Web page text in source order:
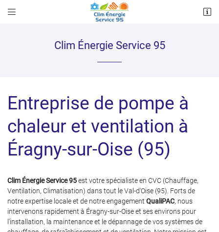
 
07 86 88 01 29
 Adresse email de réception
 Recopier le code ci-contre
Rafraîchir le captcha
Clim Énergie Service 95
Entreprise de pompe à
chaleur et ventilation à
Éragny‑sur‑Oise (95)
Clim Énergie Service 95est votre spécialiste en CVC (Chauffage,
Ventilation, Climatisation) dans tout le Val-d'Oise (95). Forts de
notre expertise locale et de notre engagement QualiPAC, nous
intervenons rapidement à Éragny‑sur‑Oise et ses environs pour
l'installation, la maintenance et le dépannage de vos systèmes de